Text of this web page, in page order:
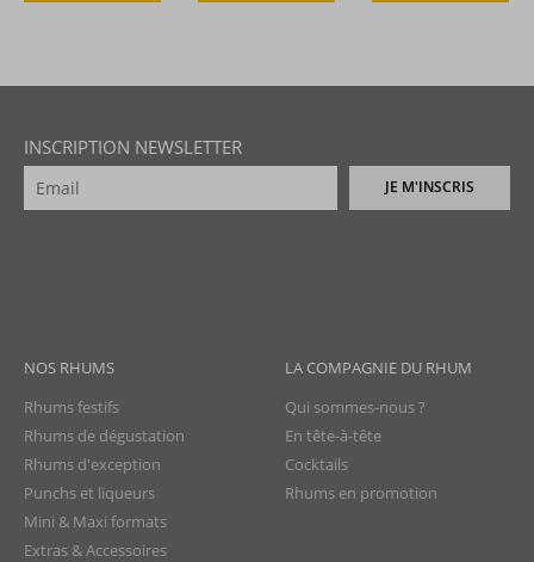
INSCRIPTION NEWSLETTER
JE M'INSCRIS
NOS RHUMS
Rhums festifs
Rhums de dégustation
Rhums d'exception
Punchs et liqueurs
Mini & Maxi formats
Extras & Accessoires
LA COMPAGNIE DU RHUM
Qui sommes-nous ?
En tête-à-tête
Cocktails
Rhums en promotion